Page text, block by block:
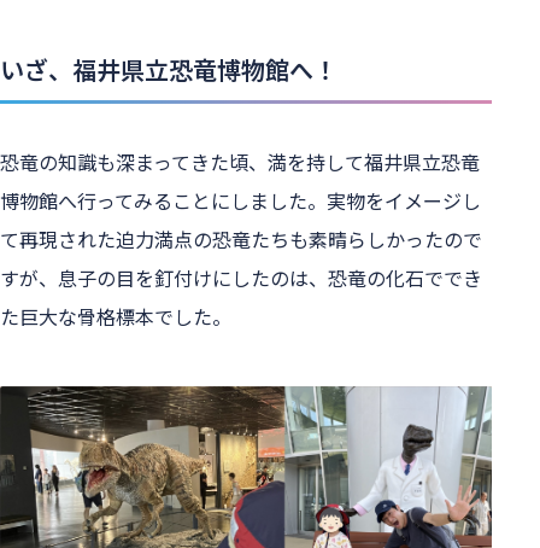
いざ、福井県立恐竜博物館へ！
恐竜の知識も深まってきた頃、満を持して福井県立恐竜
博物館へ行ってみることにしました。実物をイメージし
て再現された迫力満点の恐竜たちも素晴らしかったので
すが、息子の目を釘付けにしたのは、恐竜の化石ででき
た巨大な骨格標本でした。